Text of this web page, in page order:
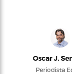
Oscar J.
Periodista